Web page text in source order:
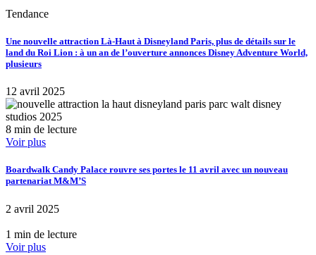
Tendance
Une nouvelle attraction Là-Haut à Disneyland Paris, plus de détails sur le
land du Roi Lion : à un an de l’ouverture annonces Disney Adventure World,
plusieurs
12 avril 2025
8 min de lecture
Voir plus
Boardwalk Candy Palace rouvre ses portes le 11 avril avec un nouveau
partenariat M&M’S
2 avril 2025
1 min de lecture
Voir plus